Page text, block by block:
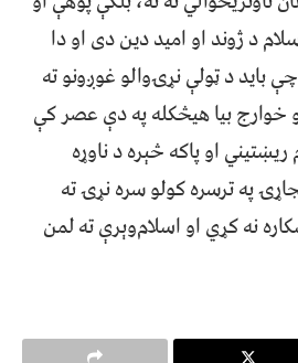
د ژوند او امید دین دی او دا
باید د ټولې نړۍوالو غوږونو ته
بیا هیڅکله په دې عصر کې
او پاکه څېره د ناوړه
په ترسره کولو سره نړۍ ته
نه کړي او اسلام‌وېرې ته لمن